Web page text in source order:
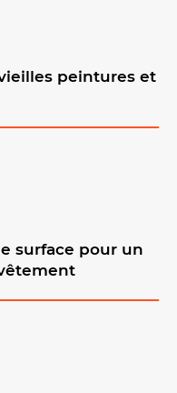
peintures et
surface pour un